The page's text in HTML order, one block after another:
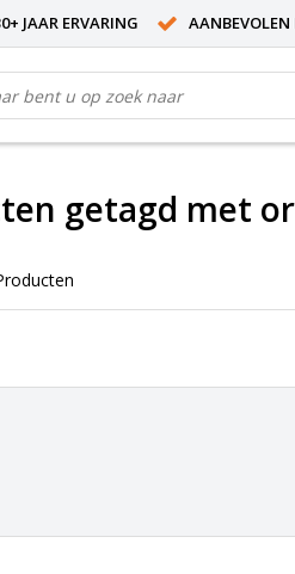
JAAR ERVARING AANBEVOLEN
getagd met